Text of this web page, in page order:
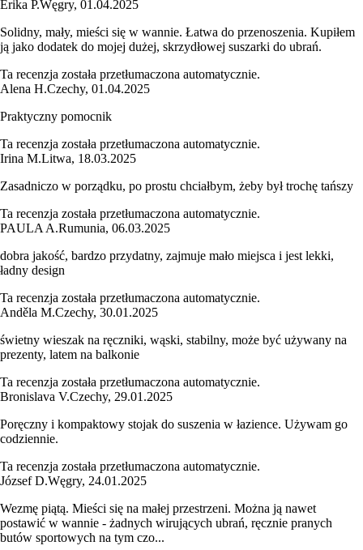
Erika P.Węgry, 01.04.2025
Solidny, mały, mieści się w wannie. Łatwa do przenoszenia. Kupiłem
ją jako dodatek do mojej dużej, skrzydłowej suszarki do ubrań.
Ta recenzja została przetłumaczona automatycznie.
Alena H.Czechy, 01.04.2025
Praktyczny pomocnik
Ta recenzja została przetłumaczona automatycznie.
Irina M.Litwa, 18.03.2025
Zasadniczo w porządku, po prostu chciałbym, żeby był trochę tańszy
Ta recenzja została przetłumaczona automatycznie.
PAULA A.Rumunia, 06.03.2025
dobra jakość, bardzo przydatny, zajmuje mało miejsca i jest lekki,
ładny design
Ta recenzja została przetłumaczona automatycznie.
Anděla M.Czechy, 30.01.2025
świetny wieszak na ręczniki, wąski, stabilny, może być używany na
prezenty, latem na balkonie
Ta recenzja została przetłumaczona automatycznie.
Bronislava V.Czechy, 29.01.2025
Poręczny i kompaktowy stojak do suszenia w łazience. Używam go
codziennie.
Ta recenzja została przetłumaczona automatycznie.
József D.Węgry, 24.01.2025
Wezmę piątą. Mieści się na małej przestrzeni. Można ją nawet
postawić w wannie - żadnych wirujących ubrań, ręcznie pranych
butów sportowych na tym czo...